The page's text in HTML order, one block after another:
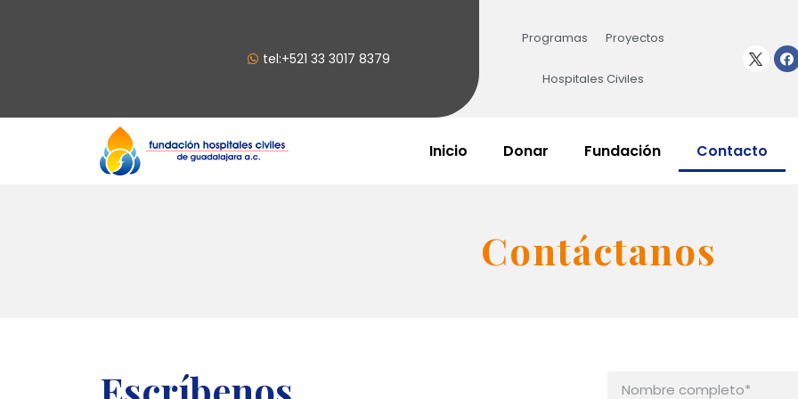
tel:+521 33 3017 8379
Programas Proyectos
Hospitales Civiles
Inicio Donar Fundación Contacto
Contáctanos